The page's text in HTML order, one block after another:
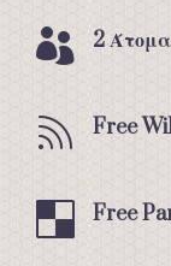
 2 Άτομα
 Free
 Free